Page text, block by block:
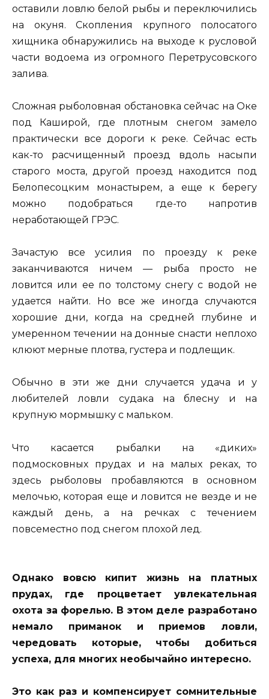
оставили ловлю белой рыбы и переключились
на окуня. Скопления крупного полосатого
хищника обнаружились на выходе к русловой
части водоема из огромного Перетрусовского
залива.
Сложная рыболовная обстановка сейчас на Оке
под Каширой, где плотным снегом замело
практически все дороги к реке. Сейчас есть
как-то расчищенный проезд вдоль насыпи
старого моста, другой проезд находится под
Белопесоцким монастырем, а еще к берегу
можно подобраться где-то напротив
неработающей ГРЭС.
Зачастую все усилия по проезду к реке
заканчиваются ничем — рыба просто не
ловится или ее по толстому снегу с водой не
удается найти. Но все же иногда случаются
хорошие дни, когда на средней глубине и
умеренном течении на донные снасти неплохо
клюют мерные плотва, густера и подлещик.
Обычно в эти же дни случается удача и у
любителей ловли судака на блесну и на
крупную мормышку с мальком.
Что касается рыбалки на «диких»
подмосковных прудах и на малых реках, то
здесь рыболовы пробавляются в основном
мелочью, которая еще и ловится не везде и не
каждый день, а на речках с течением
повсеместно под снегом плохой лед.
Однако вовсю кипит жизнь на платных
прудах, где процветает увлекательная
охота за форелью. В этом деле разработано
немало приманок и приемов ловли,
чередовать которые, чтобы добиться
успеха, для многих необычайно интересно.
Это как раз и компенсирует сомнительные